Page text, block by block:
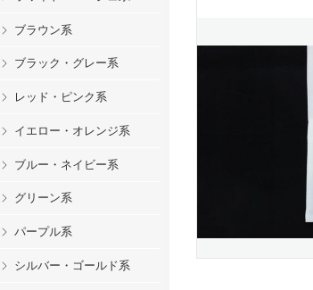
ブラウン系
ブラック・グレー系
レッド・ピンク系
イエロー・オレンジ系
ブルー・ネイビー系
グリーン系
パープル系
シルバー・ゴールド系